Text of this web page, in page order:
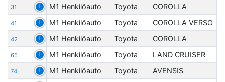
31 M1 Henkilöauto Toyota COROLLA
41 M1 Henkilöauto Toyota COROLLA VERSO
42 M1 Henkilöauto Toyota COROLLA
65 M1 Henkilöauto Toyota LAND CRUISER
74 M1 Henkilöauto Toyota AVENSIS